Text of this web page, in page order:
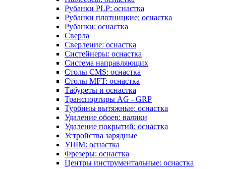
Рубанки PLP: оснастка
Рубанки плотницкие: оснастка
Рубанки: оснастка
Сверла
Сверление: оснастка
Систейнеры: оснастка
Система направляющих
Столы CMS: оснастка
Столы MFT: оснастка
Табуреты и оснастка
Транспортиры AG - GRP
Турбины вытяжные: оснастка
Удаление обоев: валики
Удаление покрытий: оснастка
Устройства зарядные
УШМ: оснастка
Фрезеры: оснастка
Центры инструментальные: оснастка